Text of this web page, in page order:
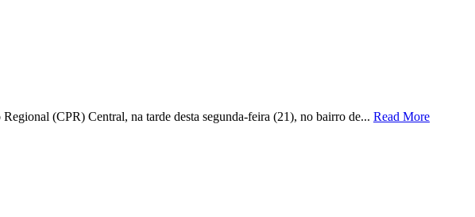
(CPR) Central, na tarde desta segunda-feira (21), no bairro de... Read More